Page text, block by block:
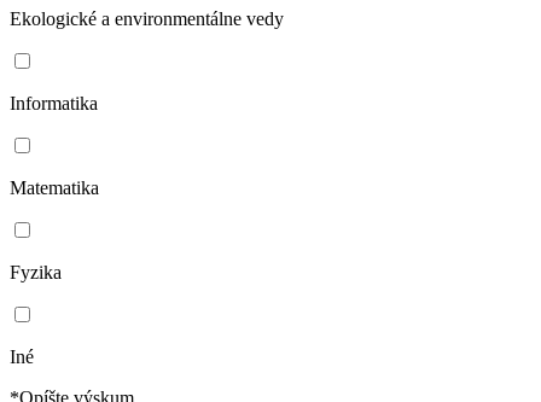
Ekologické a environmentálne vedy
Informatika
Matematika
Fyzika
Iné
*Opíšte výskum